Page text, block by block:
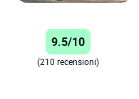
9.5/10
(210 recensioni)